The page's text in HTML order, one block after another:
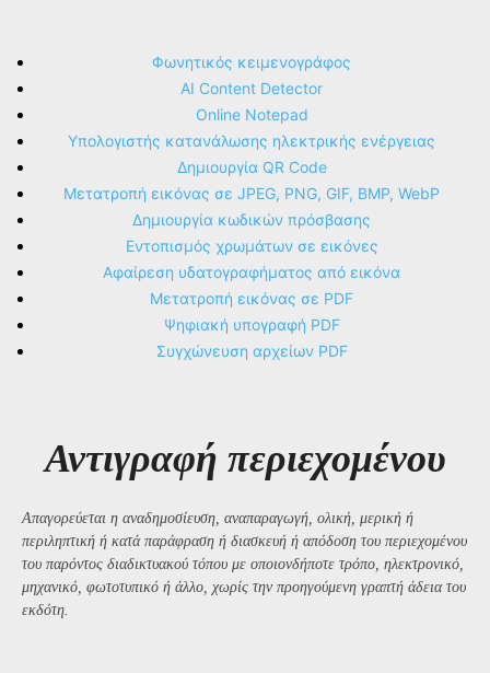
Φωνητικός κειμενογράφος
AI Content Detector
Online Notepad
Υπολογιστής κατανάλωσης ηλεκτρικής ενέργειας
Δημιουργία QR Code
Μετατροπή εικόνας σε JPEG, PNG, GIF, BMP, WebP
Δημιουργία κωδικών πρόσβασης
Εντοπισμός χρωμάτων σε εικόνες
Αφαίρεση υδατογραφήματος από εικόνα
Μετατροπή εικόνας σε PDF
Ψηφιακή υπογραφή PDF
Συγχώνευση αρχείων PDF
Αντιγραφή περιεχομένου
Απαγορεύεται η αναδημοσίευση, αναπαραγωγή, ολική, μερική ή
περιληπτική ή κατά παράφραση ή διασκευή ή απόδοση του περιεχομένου
του παρόντος διαδικτυακού τόπου με οποιονδήποτε τρόπο, ηλεκτρονικό,
μηχανικό, φωτοτυπικό ή άλλο, χωρίς την προηγούμενη γραπτή άδεια του
εκδότη.